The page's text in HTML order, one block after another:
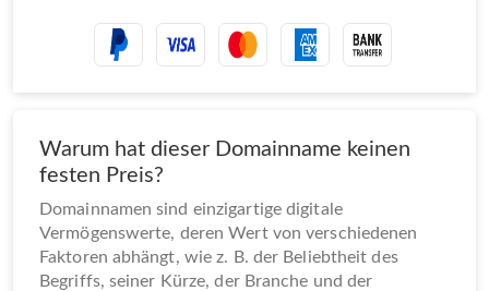
Warum hat dieser Domainname keinen
festen Preis?
Domainnamen sind einzigartige digitale
Vermögenswerte, deren Wert von verschiedenen
Faktoren abhängt, wie z. B. der Beliebtheit des
Begriffs, seiner Kürze, der Branche und der